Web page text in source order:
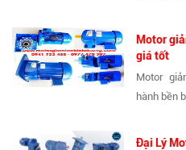
Motor
giá tốt
Motor
hành bền
Đại Lý